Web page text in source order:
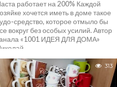
работает на 200% Каждой
хочется иметь в доме такое
средство, которое отмыло бы
вокруг без особых усилий. Автор
«1001 ИДЕЯ ДЛЯ ДОМА»
313